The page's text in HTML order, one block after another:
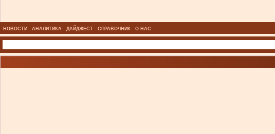
НОВОСТИ АНАЛИТИКА ДАЙДЖЕСТ СПРАВОЧНИК О НАС